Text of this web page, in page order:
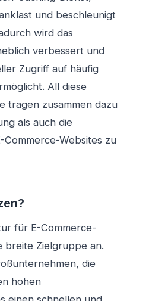
und beschleunigt
wird das
verbessert und
Zugriff auf häufig
All diese
tragen zusammen dazu
als auch die
Commerce-Websites zu
für E-Commerce-
breite Zielgruppe an.
die
hohen